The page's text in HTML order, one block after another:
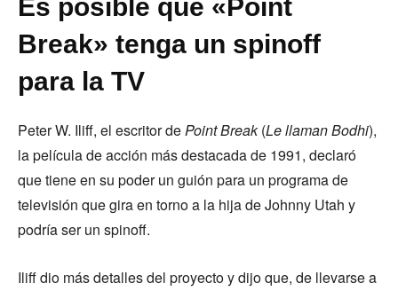
Es posible que «Point
Break» tenga un spinoff
para la TV
Peter W. Iliff, el escritor dePoint Break(Le llaman Bodhi),
la película de acción más destacada de 1991, declaró
que tiene en su poder un guión para un programa de
televisión que gira en torno a la hija de Johnny Utah y
podría ser un spinoff.
Iliff dio más detalles del proyecto y dijo que, de llevarse a